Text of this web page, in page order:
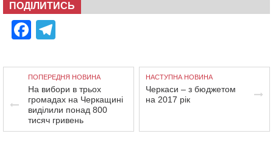
ПОДІЛИТИСЬ
Facebook
ПОПЕРЕДНЯ НОВИНА
На вибори в трьох
громадах на Черкащині
виділили понад 800
тисяч гривень
НАСТУПНА НОВИНА
Черкаси – з бюджетом
на 2017 рік